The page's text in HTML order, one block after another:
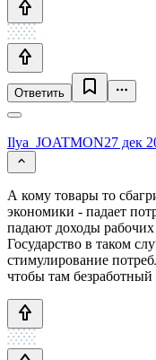
Ответить
Ilya_JOATMON27 дек
А кому товары то
экономики - падает
падают доходы рабочих
Государство в таком
стимулирование
чтобы там безработный